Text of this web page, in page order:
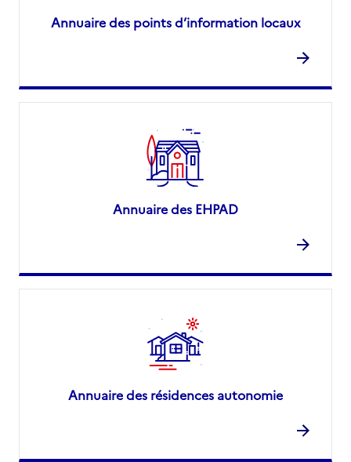
Annuaire des points d’information locaux
Annuaire des EHPAD
Annuaire des résidences autonomie